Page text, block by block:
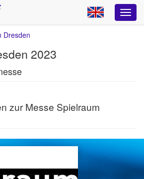
Dresden
2023
zur Messe Spielraum